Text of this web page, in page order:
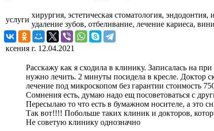
услуги
хирургия, эстетическая стоматология,
удаление зубов, отбеливание, лечение кариеса,
ксения г. 12.04.2021
Расскажу как я сходила в клинику. Записалась на
нужно лечить. 2 минуты посидела в кресле. Доктор
лечение под микроскопом без гарантии стоимость
Сомнения есть, думаю надо ещ посоветоваться с
Пересылаю то что есть в бумажном носителе, а это
Так вот!!!! Побольше таких клиник и докторов,
Не советую клинику однозначно